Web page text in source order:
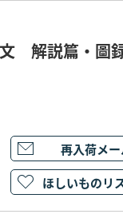
解説篇・圖
再入荷メ
ほしいものリ